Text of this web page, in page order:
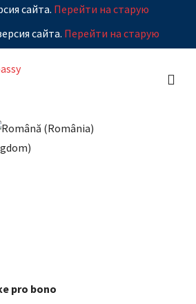
сайта. Перейти на старую
сайта. Перейти на старую
pro bono